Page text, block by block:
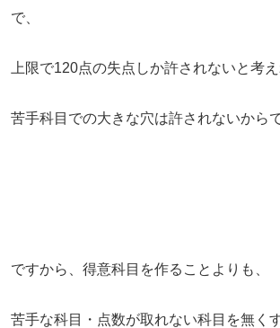
で、
上限で120点の失点しか許されないと考え
苦手科目での大きな穴は許されないからで
ですから、得意科目を作ることよりも、
苦手な科目・点数が取れない科目を無く